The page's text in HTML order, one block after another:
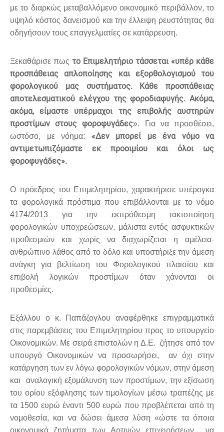
με το διαρκώς μεταβαλλόμενο οικονομικό περιβάλλον, το
υψηλό κόστος δανεισμού και την έλλειψη ρευστότητας θα
οδηγήσουν τους επαγγελματίες σε κατάρρευση.
Ξεκαθάρισε πως το Επιμελητήριο τάσσεται «υπέρ κάθε
προσπάθειας απλοποίησης και εξορθολογισμού του
φορολογικού μας συστήματος. Κάθε προσπάθειας
αποτελεσματικού ελέγχου της φοροδιαφυγής. Ακόμα,
ακόμα, είμαστε υπέρμαχοι της επιβολής αυστηρών
προστίμων στους φοροφυγάδες». Για να προσθέσει,
ωστόσο, με νόημα: «Δεν μπορεί με ένα νόμο να
αντιμετωπιζόμαστε εκ προοιμίου και όλοι ως
φοροφυγάδες».
Ο πρόεδρος του Επιμελητηρίου, χαρακτήρισε υπέρογκα
τα φορολογικά πρόστιμα που επιβάλλονται με το νόμο
4174/2013 για την εκπρόθεσμη τακτοποίηση
φορολογικών υποχρεώσεων, μάλιστα εντός ασφυκτικών
προθεσμιών και χωρίς να διαχωρίζεται η αμέλεια-
ανθρώπινο λάθος από το δόλο και υποστήριξε την άμεση
ανάγκη για βελτίωση του Φορολογικού πλαισίου και
επιβολή λογικών προστίμων όταν χάνονται οι
προθεσμίες.
Εξάλλου ο κ. Παπάζογλου αναφέρθηκε επιγραμματικά
στις παρεμβάσεις του Επιμελητηρίου προς το υπουργείο
Οικονομικών. Με σειρά επιστολών η Δ.Ε. ζήτησε από τον
υπουργό Οικονομικών να προσωρήσει, αν όχι στην
κατάργηση των εν λόγω φορολογικών νόμων, στην άμεση
και αναλογική εξομάλυνση των προστίμων, την εξίσωση
του ορίου εξόφλησης των τιμολογίων μέσω τραπέζης με
τα 1500 ευρώ έναντι 500 ευρώ που προβλέπεται από τη
νομοθεσία, και να δώσει άμεσα λύση «ώστε τα όποια
οικονομικά ζητήματα των Αρτινών επιχειρήσεων να